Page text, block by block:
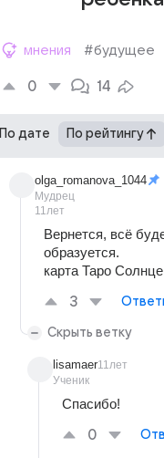
мнения #будущее
0 14
По дате По рейтингу
olga_romanova_1044
Мудрец
11лет
Вернется, всё
образуется.
карта Таро
3
Скрыть ветку
lisamaer
Ученик
11лет
Спасибо!
0